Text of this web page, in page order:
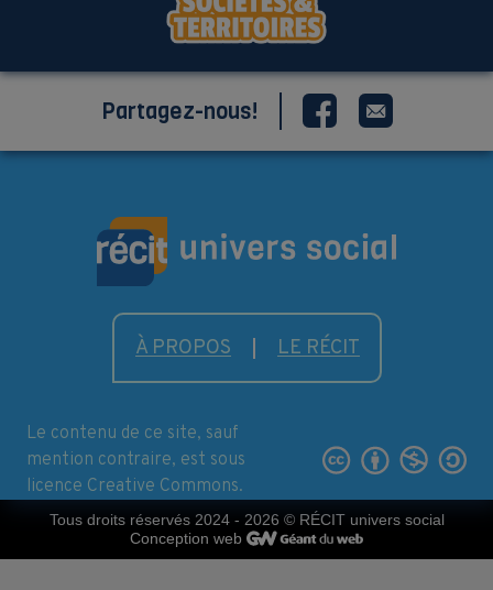
À PROPOS LE RÉCIT
Le contenu de ce site, sauf
mention contraire, est sous
licence Creative Commons.
Partagez-nous!
Tous droits réservés 2024 - 2026 © RÉCIT univers social
Conception web